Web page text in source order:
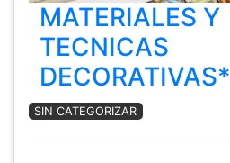
MATERIALES Y
TECNICAS
DECORATIVAS*
SIN CATEGORIZAR